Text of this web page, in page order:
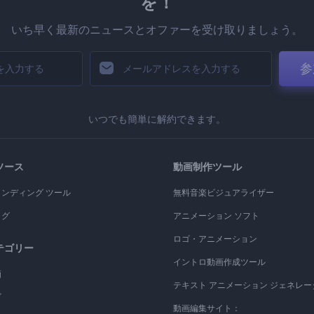
いち早く最新のニュースとオファーを受け取りましょう。
いつでも簡単に解約できます。
ース
ディング ツール
ゴリー
動画制作ツール
無料音楽ビジュアライザー
アニメーション ソフト
ロゴ・アニメーション
イントロ動画作成ツール
テキスト アニメーション ジェネレー
動画編集サイト：